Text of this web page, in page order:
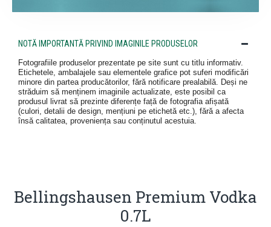
NOTĂ IMPORTANTĂ PRIVIND IMAGINILE PRODUSELOR
Fotografiile produselor prezentate pe site sunt cu titlu informativ.
Etichetele, ambalajele sau elementele grafice pot suferi modificări
minore din partea producătorilor, fără notificare prealabilă. Deși ne
străduim să menținem imaginile actualizate, este posibil ca
produsul livrat să prezinte diferențe față de fotografia afișată
(culori, detalii de design, mențiuni pe etichetă etc.), fără a afecta
însă calitatea, proveniența sau conținutul acestuia.
Bellingshausen Premium Vodka
0.7L